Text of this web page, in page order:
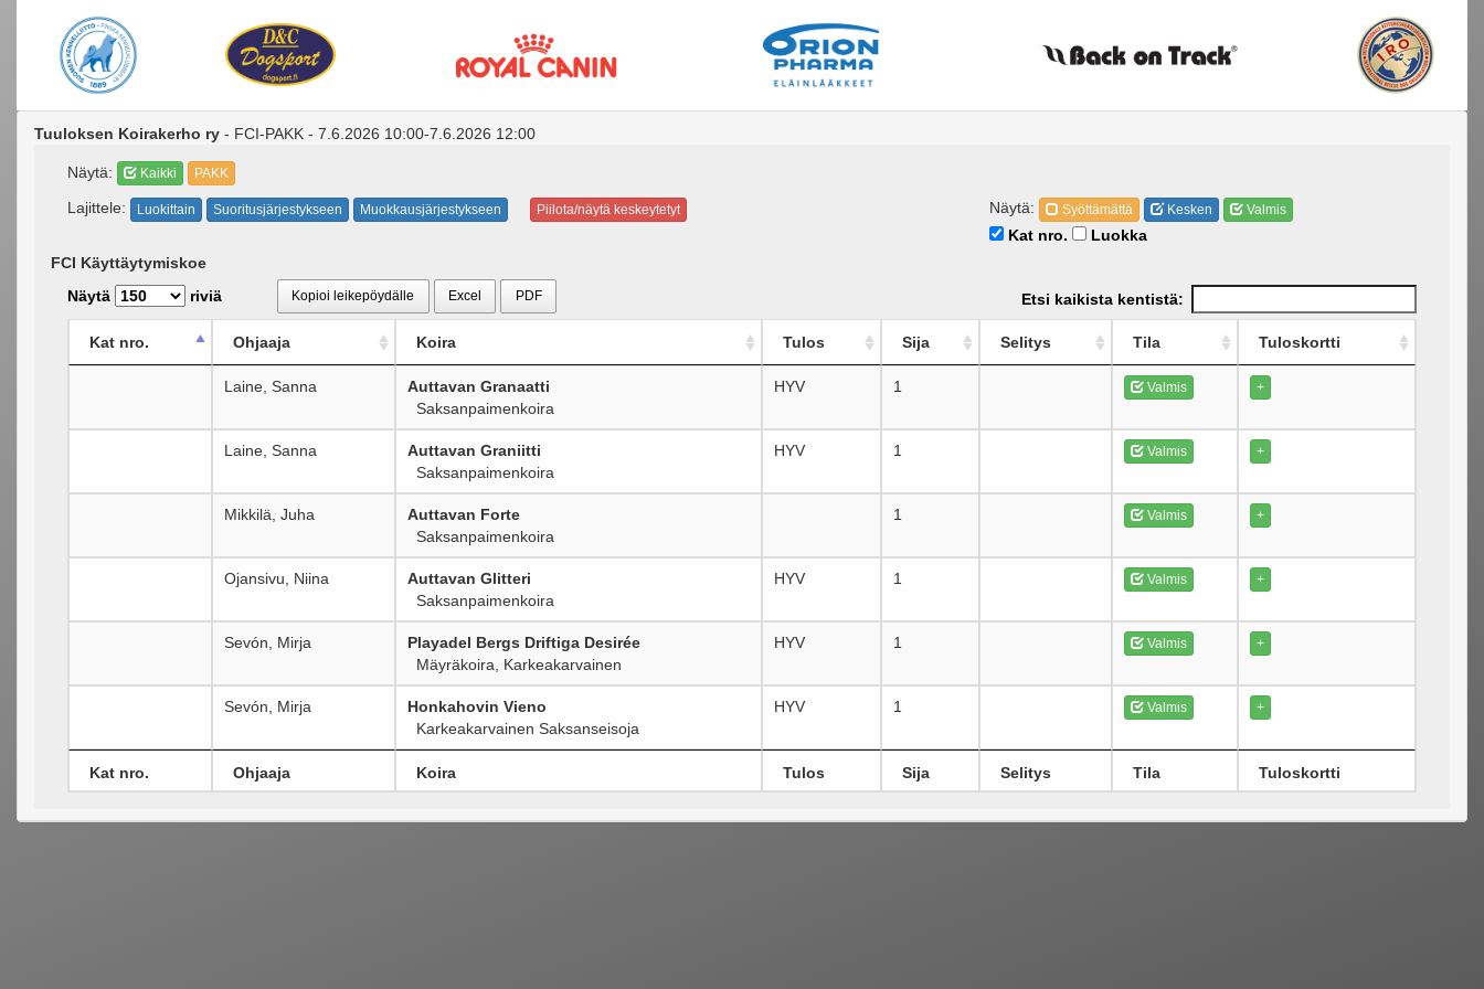
Tuuloksen Koirakerho ry - FCI-PAKK - 7.6.2026 10:00-7.6.2026 12:00
Näytä: Kaikki PAKK
Lajittele: Luokittain Suoritusjärjestykseen Muokkausjärjestykseen Piilota/näytä keskeytetyt Näytä: Syöttämättä Kesken Valmis
Kat nro.
Luokka
FCI Käyttäytymiskoe
Näytä
riviä Kopioi leikepöydälle Excel PDF Etsi kaikista kentistä:
Kat nro. Ohjaaja Koira Tulos Sija Selitys Tila Tuloskortti
Laine, Sanna
Auttavan Granaatti
Saksanpaimenkoira
HYV 1 Valmis +
Laine, Sanna
Auttavan Graniitti
Saksanpaimenkoira
HYV 1 Valmis +
Mikkilä, Juha
Auttavan Forte
Saksanpaimenkoira
1 Valmis +
Ojansivu, Niina
Auttavan Glitteri
Saksanpaimenkoira
HYV 1 Valmis +
Sevón, Mirja
Playadel Bergs Driftiga Desirée
Mäyräkoira, Karkeakarvainen
HYV 1 Valmis +
Sevón, Mirja
Honkahovin Vieno
Karkeakarvainen Saksanseisoja
HYV 1 Valmis +
Kat nro. Ohjaaja Koira Tulos Sija Selitys Tila Tuloskortti